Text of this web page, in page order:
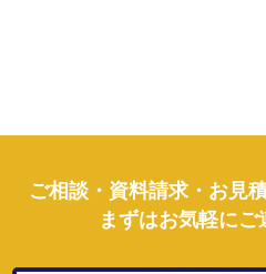
ご相談・資料請求・お見
まずはお気軽にご